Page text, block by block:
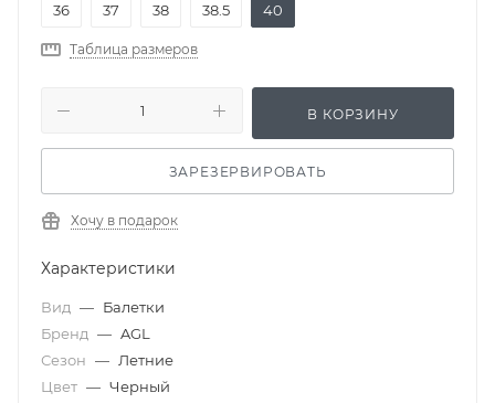
36
37 38 38.5 40
Таблица размеров
В КОРЗИНУ
ЗАРЕЗЕРВИРОВАТЬ
Хочу в подарок
Характеристики
Вид — Балетки
Бренд — AGL
Сезон — Летние
Цвет — Черный